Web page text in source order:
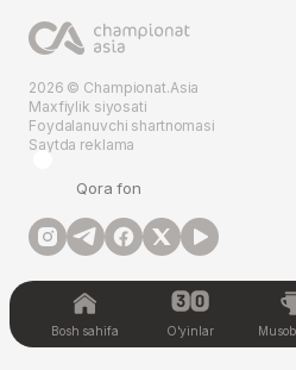
2026 © Championat.Asia
Maxfiylik siyosati
Foydalanuvchi shartnomasi
Saytda reklama
Qora fon
Bosh sahifa O'yinlar